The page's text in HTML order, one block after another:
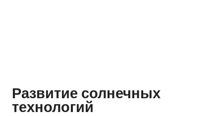
Развитие солнечных
технологий